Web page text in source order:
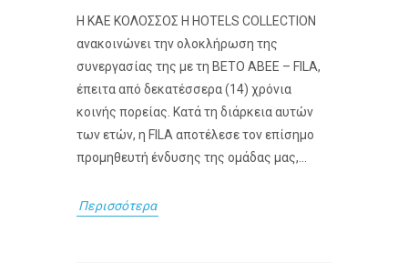
Η ΚΑΕ ΚΟΛΟΣΣΟΣ H HOTELS COLLECTION
ανακοινώνει την ολοκλήρωση της
συνεργασίας της με τη ΒΕΤΟ ΑΒΕΕ – FILA,
έπειτα από δεκατέσσερα (14) χρόνια
κοινής πορείας. Κατά τη διάρκεια αυτών
των ετών, η FILA αποτέλεσε τον επίσημο
προμηθευτή ένδυσης της ομάδας μας,...
Περισσότερα